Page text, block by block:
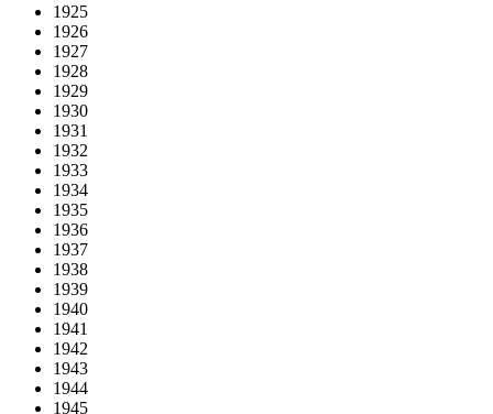
1925
1926
1927
1928
1929
1930
1931
1932
1933
1934
1935
1936
1937
1938
1939
1940
1941
1942
1943
1944
1945